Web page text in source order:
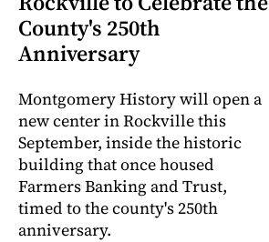
County's 250th
Anniversary
Montgomery History will open a
new center in Rockville this
September, inside the historic
building that once housed
Farmers Banking and Trust,
timed to the county's 250th
anniversary.